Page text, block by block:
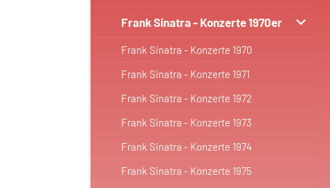
Frank Sinatra - Konzerte 1970er
Frank Sinatra - Konzerte 1970
Frank Sinatra - Konzerte 1971
Frank Sinatra - Konzerte 1972
Frank Sinatra - Konzerte 1973
Frank Sinatra - Konzerte 1974
Frank Sinatra - Konzerte 1975